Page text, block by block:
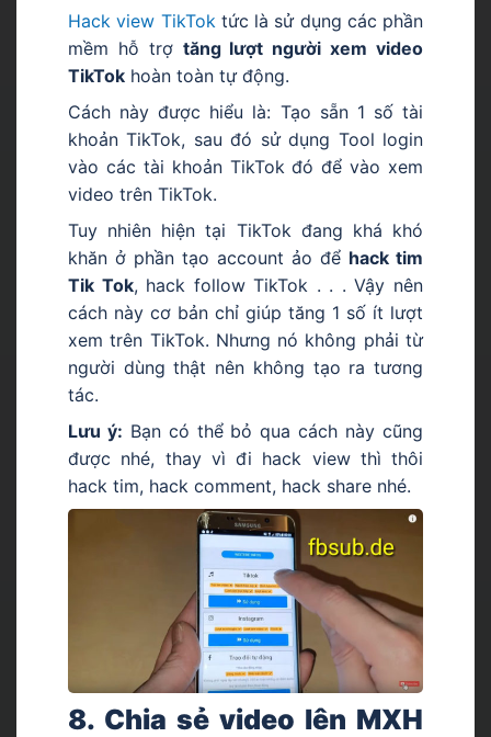
Hack view TikToktức là sử dụng các phần
mềm hỗ trợ tăng lượt người xem video
TikTok hoàn toàn tự động.
Cách này được hiểu là: Tạo sẵn 1 số tài
khoản TikTok, sau đó sử dụng Tool login
vào các tài khoản TikTok đó để vào xem
video trên TikTok.
Tuy nhiên hiện tại TikTok đang khá khó
khăn ở phần tạo account ảo để hack tim
Tik Tok, hack follow TikTok . . . Vậy nên
cách này cơ bản chỉ giúp tăng 1 số ít lượt
xem trên TikTok. Nhưng nó không phải từ
người dùng thật nên không tạo ra tương
tác.
Lưu ý: Bạn có thể bỏ qua cách này cũng
được nhé, thay vì đi hack view thì thôi
hack tim, hack comment, hack share nhé.
8. Chia sẻ video lên MXH